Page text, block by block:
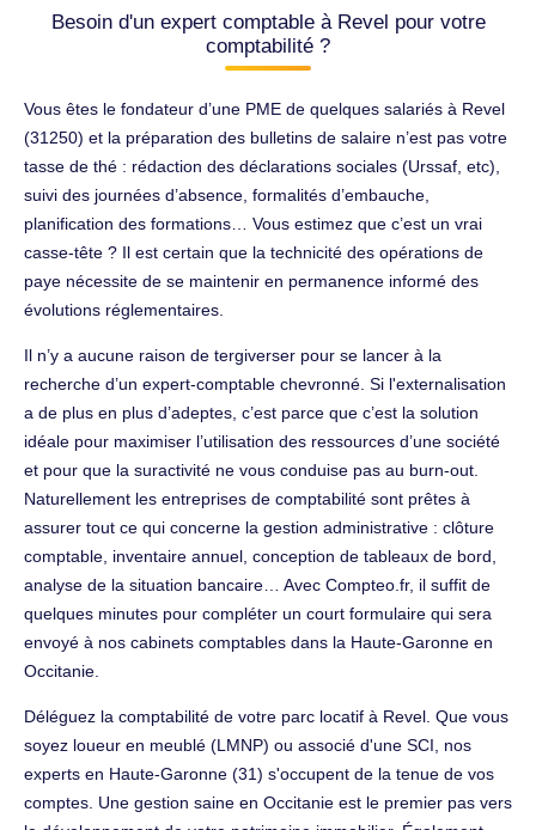
Besoin d'un expert comptable à Revel pour votre
comptabilité ?
Vous êtes le fondateur d’une PME de quelques salariés à Revel
(31250) et la préparation des bulletins de salaire n’est pas votre
tasse de thé : rédaction des déclarations sociales (Urssaf, etc),
suivi des journées d’absence, formalités d’embauche,
planification des formations… Vous estimez que c’est un vrai
casse-tête ? Il est certain que la technicité des opérations de
paye nécessite de se maintenir en permanence informé des
évolutions réglementaires.
Il n’y a aucune raison de tergiverser pour se lancer à la
recherche d’un expert-comptable chevronné. Si l'externalisation
a de plus en plus d’adeptes, c’est parce que c’est la solution
idéale pour maximiser l’utilisation des ressources d’une société
et pour que la suractivité ne vous conduise pas au burn-out.
Naturellement les entreprises de comptabilité sont prêtes à
assurer tout ce qui concerne la gestion administrative : clôture
comptable, inventaire annuel, conception de tableaux de bord,
analyse de la situation bancaire… Avec Compteo.fr, il suffit de
quelques minutes pour compléter un court formulaire qui sera
envoyé à nos cabinets comptables dans la Haute-Garonne en
Occitanie.
Déléguez la comptabilité de votre parc locatif à Revel. Que vous
soyez loueur en meublé (LMNP) ou associé d'une SCI, nos
experts en Haute-Garonne (31) s'occupent de la tenue de vos
comptes. Une gestion saine en Occitanie est le premier pas vers